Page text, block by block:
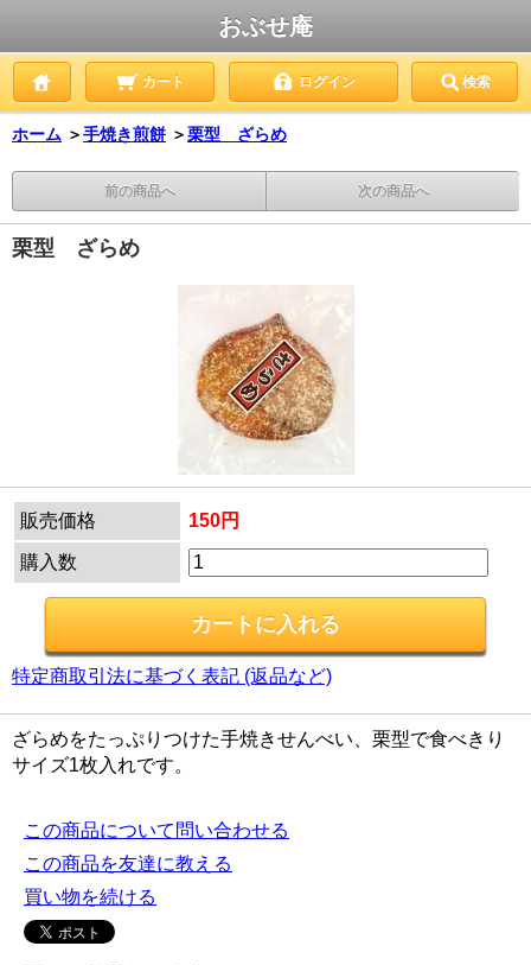
おぶせ庵
カート ログイン 検索
ホーム ＞手焼き煎餅 ＞栗型 ざらめ
前の商品へ 次の商品へ
栗型 ざらめ
販売価格 150円
購入数
特定商取引法に基づく表記 (返品など)
ざらめをたっぷりつけた手焼きせんべい、栗型で食べきり
サイズ1枚入れです。
この商品について問い合わせる
この商品を友達に教える
買い物を続ける